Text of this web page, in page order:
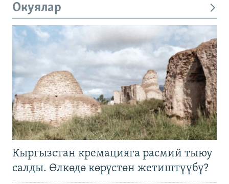
Окуялар
Кыргызстан кремацияга расмий тыюу
салды. Өлкөдө көрүстөн жетиштүүбү?